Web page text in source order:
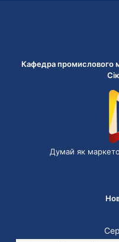
Кафедра промислового
Думай як